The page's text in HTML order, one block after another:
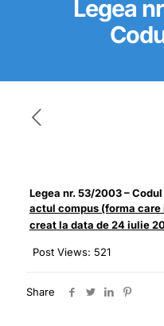
Legea
Legea nr. 53/2003 –
actul compus (forma
creat la data de 24 iulie
Post Views: 521
Share